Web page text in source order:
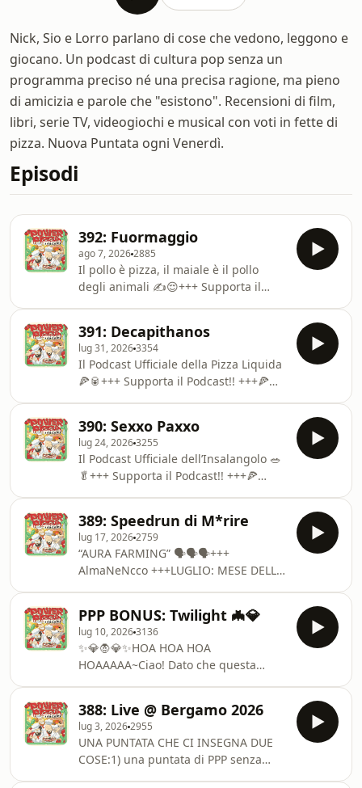
Nick, Sio e Lorro parlano di cose che vedono, leggono e
giocano. Un podcast di cultura pop senza un
programma preciso né una precisa ragione, ma pieno
di amicizia e parole che "esistono". Recensioni di film,
libri, serie TV, videogiochi e musical con voti in fette di
pizza. Nuova Puntata ogni Venerdì.
Episodi
392: Fuormaggio
ago 7, 20262885
Il pollo è pizza, il maiale è il pollo
degli animali ✍️😌+++ Supporta il
🤯 REGALARE PATREON?!?!?
https://www.patreon.com/powerpizza/gift+++
Scontrino +++📺 Puntata
video!!https://youtu.be/kiyz1vgNQ1M►In
Giappone fa così caldo che hanno
dovuto inventare una nuova
parolahttps://www.ilpost.it/2026/07/24/nuova-
parola-giappone-caldo/►Poké
391: Decapithanos
lug 31, 20263354
Il Podcast Ufficiale della Pizza Liquida
🍕🥫+++ Supporta il Podcast!! +++🍕
🤯 REGALARE PATREON?!?!?
https://www.patreon.com/powerpizza/gift+++
Scontrino +++📺 Puntata
video!!https://youtu.be/ajsRZgLi89E►【🍕
ピザハットついに禁断領域へ】
https://corp.pizzahut.jp/info/5118►Avengers:
Doomsday | Official
Trailerhttps://youtu.be/irVNGjRFZGk►Too
Many Cooks | Adult Swimhtt
390: Sexxo Paxxo
lug 24, 20263255
Il Podcast Ufficiale dell’Insalangolo 🥗
🥬+++ Supporta il Podcast!! +++🍕
REGALARE PATREON?!?!?
https://www.patreon.com/powerpizza/gift+++
Scontrino +++📺 Puntata
video!!https://youtu.be/
FAVEhttps://it.wikipedia.org/wiki/Vicia_faba►FINAL
FANTASY VII REMAKE
INTERGRADEhttps://www.square-
enix.com
389: Speedrun di M*rire
lug 17, 20262759
“AURA FARMING” 🗣️🗣️🗣️+++
AlmaNeNcco +++LUGLIO: MESE DELLE
green e divide i vostri costi annuali in
DODICI FETTE UGUALI!!Andate su
https://ciao.nen.it/powerpizza per
fare un preventivo, e scoprire quanto
spenderete in TUTTO il prossimo
anno!! 😱E con il nostro codice sconto
PIZZAELETTRICA 🍕⚡ risparmiate su
tutto l’abbonamento!!#ad #nen+
PPP BONUS: Twilight 🦇💎
lug 10, 20263136
✨💎🧛💎✨HOA HOA HOA
HOAAAAA~Ciao! Dato che questa
MONOGRAFICHE SU TWILIGHT 🤲 un
film adatto a tutte le stagioni (anche
quelle calde caldone)Buon Ascolto
Stupidi Agnelli,- firmato: i Leoni Pazzi
e Masochisti ✍️+++SCONTRINO
388: Live @ Bergamo 2026
lug 3, 20262955
UNA PUNTATA CHE CI INSEGNA DUE
COSE:1) una puntata di PPP senza